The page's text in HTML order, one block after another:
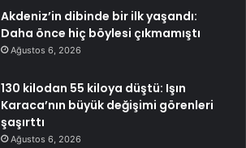
Akdeniz’in dibinde bir ilk yaşandı:
Daha önce hiç böylesi çıkmamıştı
Ağustos 6, 2026
130 kilodan 55 kiloya düştü: Işın
Karaca’nın büyük değişimi görenleri
şaşırttı
Ağustos 6, 2026